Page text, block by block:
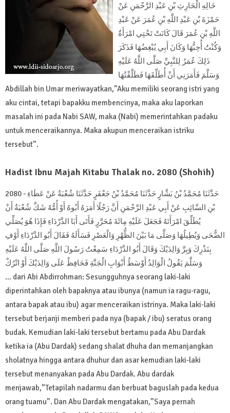
خَالِهِ الْحَارِثِ بْنِ عَبْدِ الرَّحْمَنِ عَنْ
حَمْزَةَ بْنِ عَبْدِ اللَّهِ بْنِ عُمَرَ عَنْ عَبْدِ
اللَّهِ بْنِ عُمَرَ قَالَ كَانَتْ تَحْتِي امْرَأَةٌ
وَكُنْتُ أُحِبُّهَا وَكَانَ أَبِي يُبْغِضُهَا فَذَكَرَ
ذَلِكَ عُمَرُ لِلنَّبِيِّ صَلَّى اللَّهُ عَلَيْهِ
وَسَلَّمَ فَأَمَرَنِي أَنْ أُطَلِّقَهَا فَطَلَّقْتُهَا
Abdillah bin Umar meriwayatkan,”Aku memiliki seorang istri yang
aku cintai, tetapi bapakku membencinya, maka aku laporkan
masalah ini pada Nabi SAW, maka (Nabi) memerintahkan padaku
untuk menceraikannya. Maka akupun menceraikan istriku
tersebut”.
Hadist Ibnu Majah Kitabu Thalak no. 2080 (Shohih)
2080 - حَدَّثَنَا مُحَمَّدُ بْنُ بَشَّارٍ حَدَّثَنَا مُحَمَّدُ بْنُ جَعْفَرٍ حَدَّثَنَا شُعْبَةُ عَنْ عَطَاءِ
بْنِ السَّائِبِ عَنْ أَبِي عَبْدِ الرَّحْمَنِ أَنَّ رَجُلًا أَمَرَهُ أَبُوهُ أَوْ أُمُّهُ شَكَّ شُعْبَةُ أَنْ
يُطَلِّقَ امْرَأَتَهُ فَجَعَلَ عَلَيْهِ مِائَةَ مُحَرَّرٍ فَأَتَى أَبَا الدَّرْدَاءِ فَإِذَا هُوَ يُصَلِّي
الضُّحَى وَيُطِيلُهَا وَصَلَّى مَا بَيْنَ الظُّهْرِ وَالْعَصْرِ فَسَأَلَهُ فَقَالَ أَبُو الدَّرْدَاءِ أَوْفِ
بِنَذْرِكَ وَبِرَّ وَالِدَيْكَ وَقَالَ أَبُو الدَّرْدَاءِ سَمِعْتُ رَسُولَ اللَّهِ صَلَّى اللَّهُ عَلَيْهِ
وَسَلَّمَ يَقُولُ الْوَالِدُ أَوْسَطُ أَبْوَابِ الْجَنَّةِ فَحَافِظْ عَلَى وَالِدَيْكَ أَوْ اتْرُكْ
… dari Abi Abdirrohman: Sesungguhnya seorang laki-laki
diperintahkan oleh bapaknya atau ibunya (namun ia ragu-ragu,
antara bapak atau ibu) agar menceraikan istrinya. Maka laki-laki
tersebut berjanji memberi pada nya (bapak / ibu) seratus orang
budak. Kemudian laki-laki tersebut bertamu pada Abu Dardak
ketika ia (Abu Dardak) sedang shalat dhuha dan memanjangkan
sholatnya hingga antara dhuhur dan asar kemudian laki-laki
tersebut menanyakan pada Abu Dardak. Abu dardak
menjawab,”Tetapilah nadarmu dan berbuat baguslah pada kedua
orang tuamu”. Dan Abu Dardak mengatakan,”Saya pernah